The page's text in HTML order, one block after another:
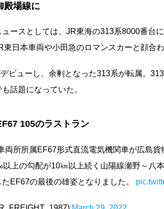
殿場線に
ースとしては、JR東海の313系8000番台
日本車両や小田急のロマンスカーと顔合わ
ビューし、余剰となった313系が転属。
話題になっていた。
105のラストラン
両所所属EF67形式直流電気機関車が広島
上の勾配が10㎞以上続く山陽線瀬野～八
EF67の最後の雄姿となりました。